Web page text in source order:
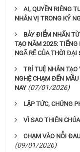
AI, QUYỀN RIÊNG
NHÂN VỊ TRONG KỶ
BẢY ĐIỂM NHẤN
TẠO NĂM 2025: TIẾNG
NGÃ RẼ CỦA THỜI ĐẠI
TRÍ TUỆ NHÂN TẠO
NGHỆ CHẠM ĐẾN
NAY (07/01/2026)
LẬP TỨC, CHỨNG
VÌ SAO THIÊN
CHẠM VÀO NỖI
(09/01/2026)